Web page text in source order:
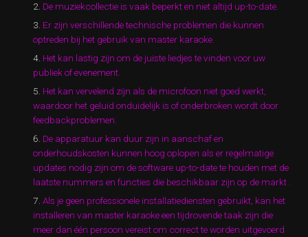
De muziekcollectie is vaak beperkt en niet altijd up-to-date.
Er zijn verschillende technische problemen die kunnen
optreden bij het gebruik van master karaoke.
Het kan lastig zijn om de juiste liedjes te vinden voor uw
publiek of evenement.
Het kan vervelend zijn als de microfoon niet goed werkt,
waardoor het geluid onduidelijk is of onderbroken wordt door
feedbackproblemen.
De apparatuur kan duur zijn in aanschaf en
onderhoudskosten kunnen hoog oplopen als er regelmatige
updates nodig zijn om de software up-to-date te houden met de
laatste nummers en functies die beschikbaar zijn op de markt .
Als je geen professionele installatiediensten gebruikt, kan het
installeren van master karaoke een tijdrovende taak zijn die
meer dan één persoon vereist om correct te worden uitgevoerd